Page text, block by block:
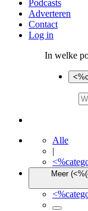
Podcasts
Adverteren
Contact
Log in
In welke
Alle
|
Meer